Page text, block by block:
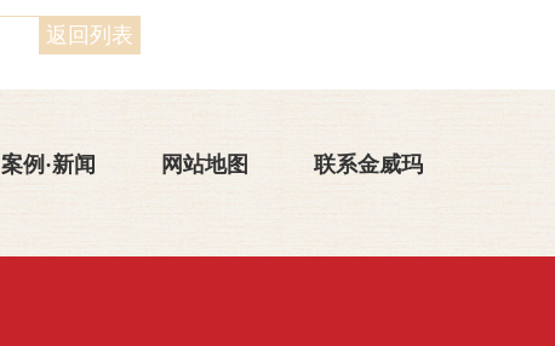
返回列表
案例·新闻 网站地图 联系金威玛